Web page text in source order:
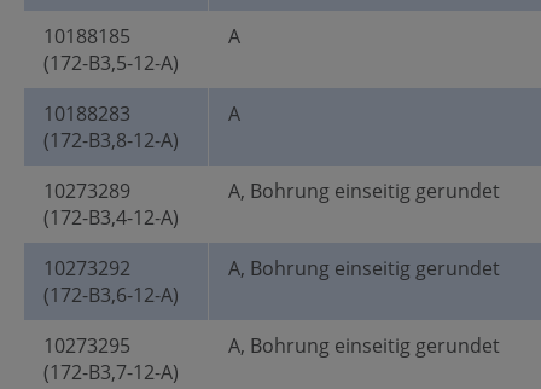
10188185
(172-B3,5-12-A)
A
10188283
(172-B3,8-12-A)
A
10273289
(172-B3,4-12-A)
A, Bohrung einseitig gerundet
10273292
(172-B3,6-12-A)
A, Bohrung einseitig gerundet
10273295
(172-B3,7-12-A)
A, Bohrung einseitig gerundet